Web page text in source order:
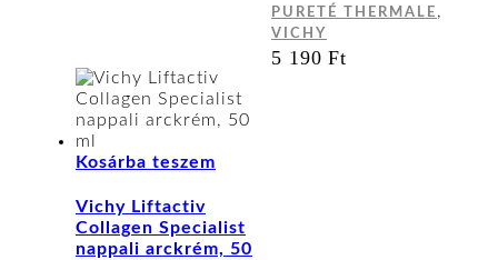
PURETÉ THERMALE ,
VICHY
5 190Ft
Kosárba teszem
Vichy Liftactiv
Collagen Specialist
nappali arckrém, 50